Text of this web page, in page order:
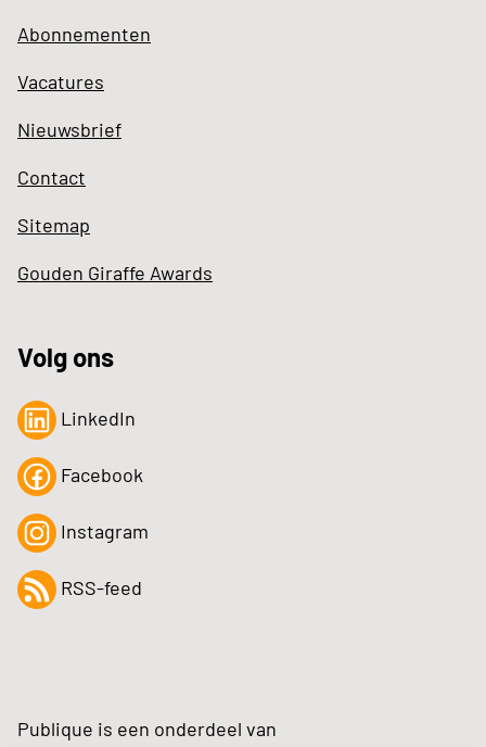
Abonnementen
Vacatures
Nieuwsbrief
Contact
Sitemap
Gouden Giraffe Awards
Volg ons
LinkedIn
Facebook
Instagram
RSS-feed
Publique is een onderdeel van